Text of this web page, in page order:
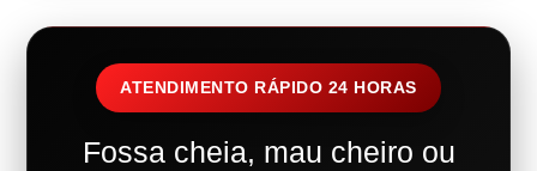
ATENDIMENTO RÁPIDO 24 HORAS
Fossa cheia, mau cheiro ou